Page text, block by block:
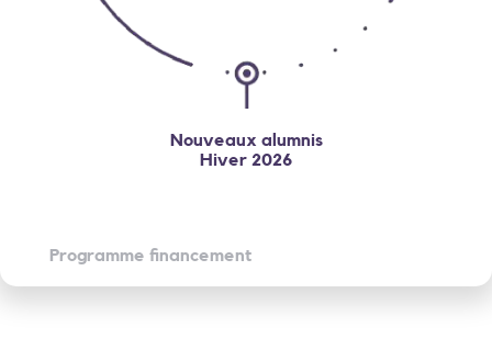
Nouveaux alumnis
Hiver 2026
Programme financement